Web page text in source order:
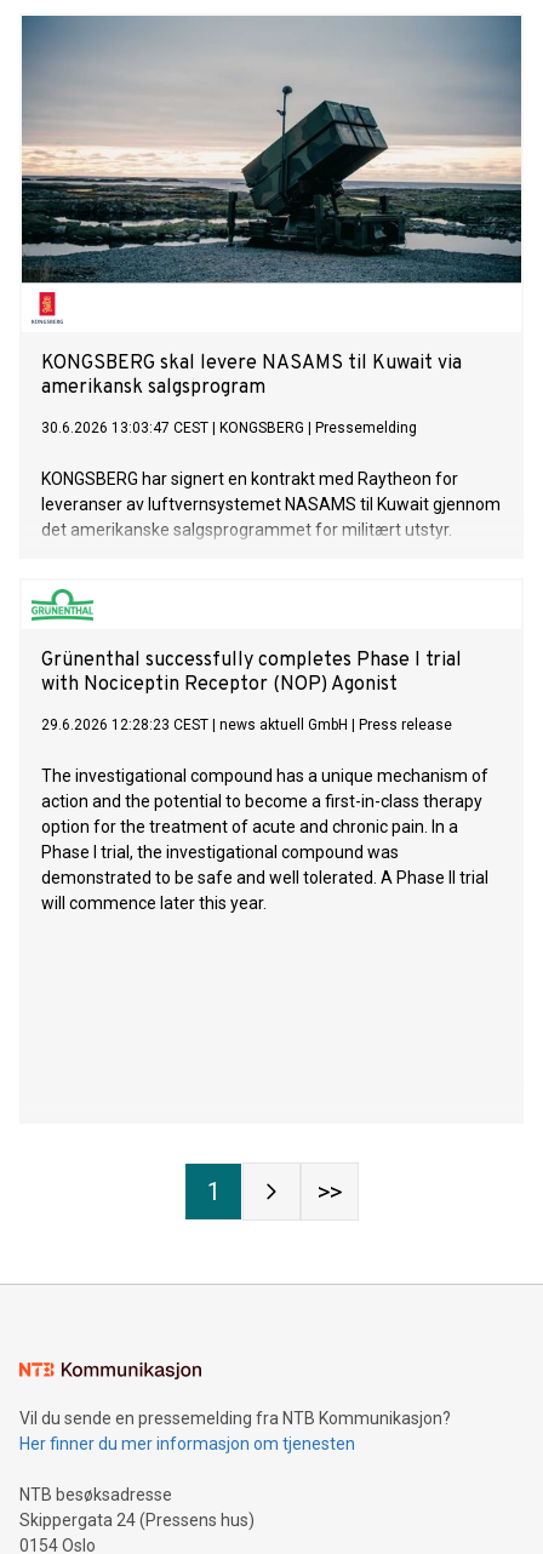
KONGSBERG skal levere NASAMS til Kuwait via
amerikansk salgsprogram
30.6.2026 13:03:47 CEST KONGSBERG Pressemelding
KONGSBERG har signert en kontrakt med Raytheon for
leveranser av luftvernsystemet NASAMS til Kuwait gjennom
det amerikanske salgsprogrammet for militært utstyr.
Grünenthal successfully completes Phase I trial
with Nociceptin Receptor (NOP) Agonist
29.6.2026 12:28:23 CEST news aktuell GmbH Press release
The investigational compound has a unique mechanism of
action and the potential to become a first-in-class therapy
option for the treatment of acute and chronic pain. In a
Phase I trial, the investigational compound was
demonstrated to be safe and well tolerated. A Phase II trial
will commence later this year.
1 >>
Vil du sende en pressemelding fra NTB Kommunikasjon?
Her finner du mer informasjon om tjenesten
NTB besøksadresse
Skippergata 24 (Pressens hus)
0154 Oslo